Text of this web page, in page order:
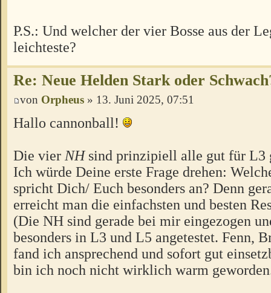
P.S.: Und welcher der vier Bosse aus der
leichteste?
Re: Neue Helden Stark oder
von Orpheus » 13. Juni 2025, 07:51
Hallo cannonball!
Die vier NHsind prinzipiell alle gut für L3
Ich würde Deine erste Frage drehen:
spricht Dich/ Euch besonders an? Denn
erreicht man die einfachsten und besten
(Die NH sind gerade bei mir eingezogen
besonders in L3 und L5 angetestet. Fenn,
fand ich ansprechend und sofort gut
bin ich noch nicht wirklich warm